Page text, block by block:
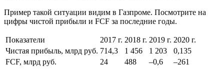
Пример такой ситуации видим в Газпроме. Посмотрите на
цифры чистой прибыли и FCF за последние годы.
Показатели 2017 г. 2018 г. 2019 г. 2020 г.
Чистая прибыль, млрд руб. 714,3 1 456 1 203
0,135
FCF, млрд руб.
24 488 –0,6 –261